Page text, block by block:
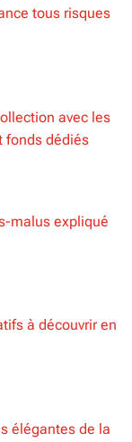
tous risques
avec les
fonds dédiés
malus expliqué
à découvrir en
élégantes de la